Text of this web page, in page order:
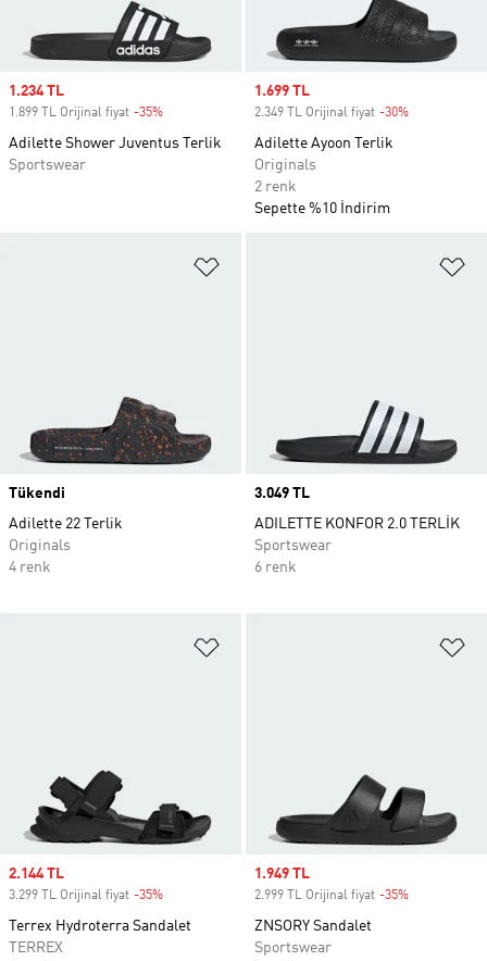
Sale price
1.234 TL
1.899 TL Orijinal fiyat -35%
Adilette Shower Juventus Terlik
Sportswear
Sale price
1.699 TL
2.349 TL Orijinal fiyat -30%
Adilette Ayoon Terlik
Originals
2 renk
Sepette %10 İndirim
Tükendi
Adilette 22 Terlik
Originals
4 renk
Price
3.049 TL
ADILETTE KONFOR 2.0 TERLİK
Sportswear
6 renk
Sale price
2.144 TL
3.299 TL Orijinal fiyat -35%
Terrex Hydroterra Sandalet
TERREX
Sale price
1.949 TL
2.999 TL Orijinal fiyat -35%
ZNSORY Sandalet
Sportswear